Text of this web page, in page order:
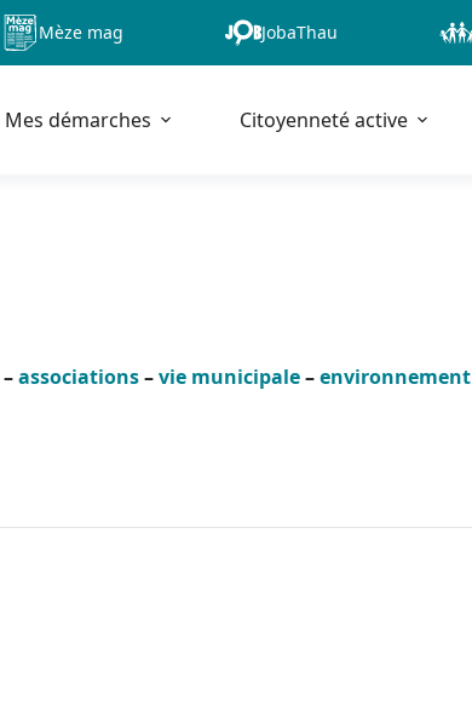
Mèze mag JobaThau
Mes démarches Citoyenneté active
–associations–vie municipale–environnement